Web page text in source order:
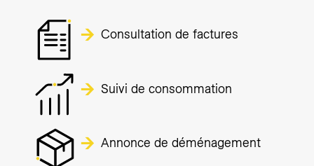
Consultation de factures
Suivi de consommation
Annonce de déménagement